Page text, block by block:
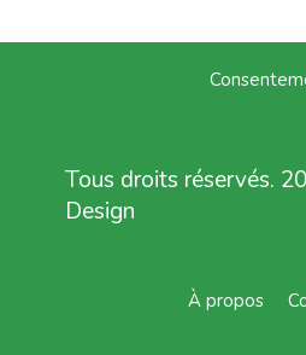
Tous droits réservés.
Design
À propos